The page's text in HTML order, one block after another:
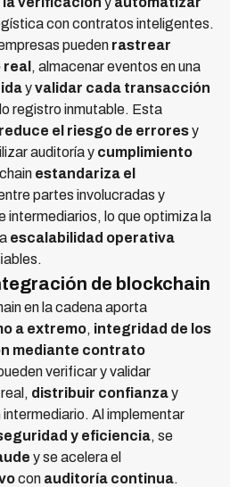
con contratos inteligentes.
pueden rastrear
, almacenar eventos en una
yvalidar cada transacción
registro inmutable. Esta
reduce el riesgo de erroresy
auditoría y cumplimiento
estandariza el
partes involucradas y
intermediarios, lo que optimiza la
escalabilidad operativa
de blockchain
en la cadena aporta
a extremo, integridad de los
mediante contrato
verificar y validar
distribuir confianzay
Al implementar
y eficiencia, se
y se acelera el
con auditoría continua.